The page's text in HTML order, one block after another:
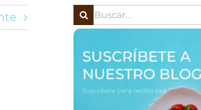
Buscar: